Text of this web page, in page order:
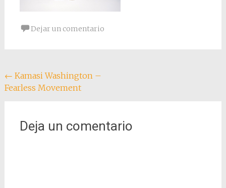
Dejar un comentario
Navegación
de
← Kamasi Washington –
Fearless Movement
Deja un comentario